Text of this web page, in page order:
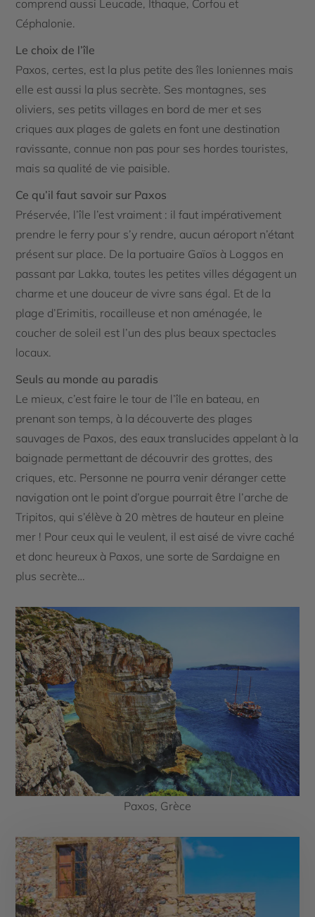
comprend aussi Leucade, Ithaque, Corfou et
Céphalonie.
Le choix de l’île
Paxos, certes, est la plus petite des îles Ioniennes mais
elle est aussi la plus secrète. Ses montagnes, ses
oliviers, ses petits villages en bord de mer et ses
criques aux plages de galets en font une destination
ravissante, connue non pas pour ses hordes touristes,
mais sa qualité de vie paisible.
Ce qu’il faut savoir sur Paxos
Préservée, l’île l’est vraiment : il faut impérativement
prendre le ferry pour s’y rendre, aucun aéroport n’étant
présent sur place. De la portuaire Gaïos à Loggos en
passant par Lakka, toutes les petites villes dégagent un
charme et une douceur de vivre sans égal. Et de la
plage d’Erimitis, rocailleuse et non aménagée, le
coucher de soleil est l’un des plus beaux spectacles
locaux.
Seuls au monde au paradis
Le mieux, c’est faire le tour de l’île en bateau, en
prenant son temps, à la découverte des plages
sauvages de Paxos, des eaux translucides appelant à la
baignade permettant de découvrir des grottes, des
criques, etc. Personne ne pourra venir déranger cette
navigation ont le point d’orgue pourrait être l’arche de
Tripitos, qui s’élève à 20 mètres de hauteur en pleine
mer ! Pour ceux qui le veulent, il est aisé de vivre caché
et donc heureux à Paxos, une sorte de Sardaigne en
plus secrète…
Paxos, Grèce